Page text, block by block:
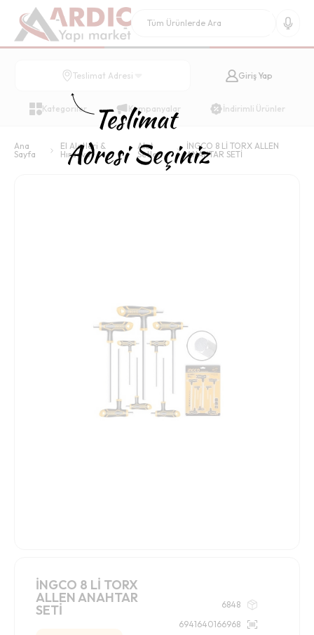
Teslimat Adresi Giriş Yap
Kategoriler Kampanyalar İndirimli Ürünler
Ana
Sayfa
El Aletleri &
Hırdavat
Alet
Setleri
İNGCO 8 Lİ TORX ALLEN
ANAHTAR SETİ
İNGCO 8 Lİ TORX
ALLEN ANAHTAR
SETİ
6848
6941640166968